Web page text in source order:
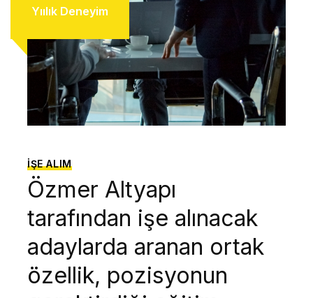
Yıılık Deneyim
İŞE ALIM
Özmer Altyapı
tarafından işe alınacak
adaylarda aranan ortak
özellik, pozisyonun